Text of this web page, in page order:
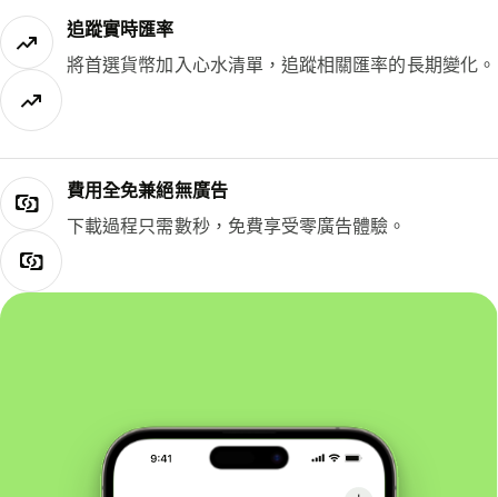
追蹤實時匯率
將首選貨幣加入心水清單，追蹤相關匯率的長期變化。
費用全免兼絕無廣告
下載過程只需數秒，免費享受零廣告體驗。